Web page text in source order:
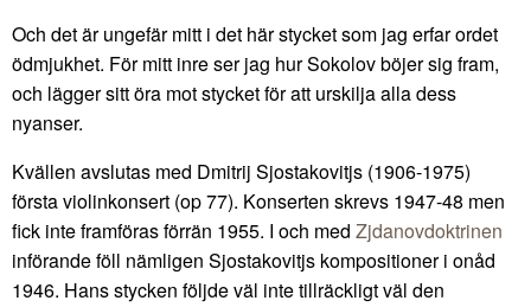
Och det är ungefär mitt i det här stycket som jag erfar ordet
ödmjukhet. För mitt inre ser jag hur Sokolov böjer sig fram,
och lägger sitt öra mot stycket för att urskilja alla dess
nyanser.
Kvällen avslutas med Dmitrij Sjostakovitjs (1906-1975)
första violinkonsert (op 77). Konserten skrevs 1947-48 men
fick inte framföras förrän 1955. I och med Zjdanovdoktrinen
införande föll nämligen Sjostakovitjs kompositioner i onåd
1946. Hans stycken följde väl inte tillräckligt väl den